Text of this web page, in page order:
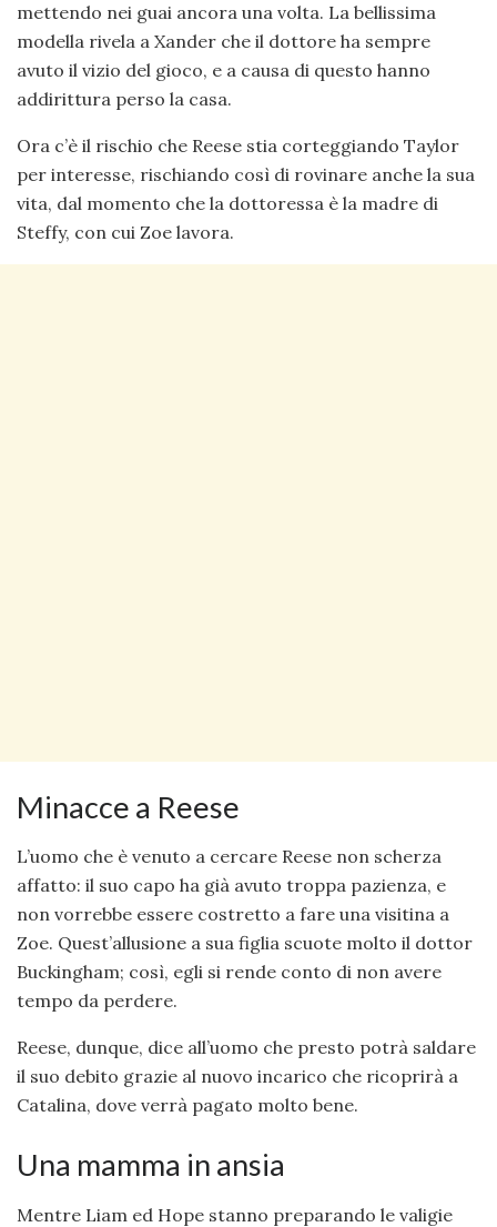
mettendo nei guai ancora una volta. La bellissima
modella rivela a Xander che il dottore ha sempre
avuto il vizio del gioco, e a causa di questo hanno
addirittura perso la casa.
Ora c’è il rischio che Reese stia corteggiando Taylor
per interesse, rischiando così di rovinare anche la sua
vita, dal momento che la dottoressa è la madre di
Steffy, con cui Zoe lavora.
Minacce a Reese
L’uomo che è venuto a cercare Reese non scherza
affatto: il suo capo ha già avuto troppa pazienza, e
non vorrebbe essere costretto a fare una visitina a
Zoe. Quest’allusione a sua figlia scuote molto il dottor
Buckingham; così, egli si rende conto di non avere
tempo da perdere.
Reese, dunque, dice all’uomo che presto potrà saldare
il suo debito grazie al nuovo incarico che ricoprirà a
Catalina, dove verrà pagato molto bene.
Una mamma in ansia
Mentre Liam ed Hope stanno preparando le valigie